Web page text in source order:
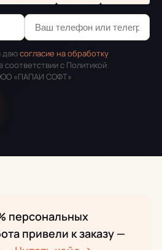
даюсогласие на обработку
в соответствии с Политикой
«ПАПАИ СОФТ»
персональных
привели к заказу —